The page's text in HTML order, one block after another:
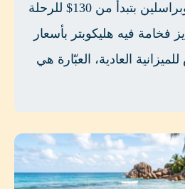
بالطيارة بين ماهي وبراسلين بتبدأ من 130$ للرحلة
فخامة فيه هليكوبتر بأسعار
للميزانية العادية، العبّارة هي